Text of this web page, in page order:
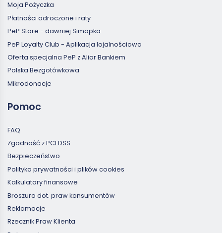
Moja Pożyczka
Płatności odroczone i raty
PeP Store - dawniej Simapka
PeP Loyalty Club - Aplikacja lojalnościowa
Oferta specjalna PeP z Alior Bankiem
Polska Bezgotówkowa
Mikrodonacje
Pomoc
FAQ
Zgodność z PCI DSS
Bezpieczeństwo
Polityka prywatności i plików cookies
Kalkulatory finansowe
Broszura dot. praw konsumentów
Reklamacje
Rzecznik Praw Klienta